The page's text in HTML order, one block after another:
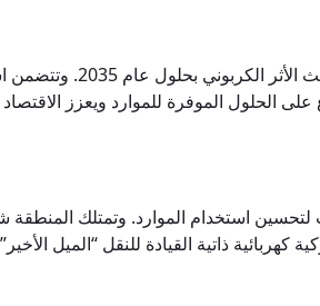
كالاساتاما نموذجًا
الحلول الموفرة للموارد ويعزز
لتحسين استخدام الموارد. وتمتلك